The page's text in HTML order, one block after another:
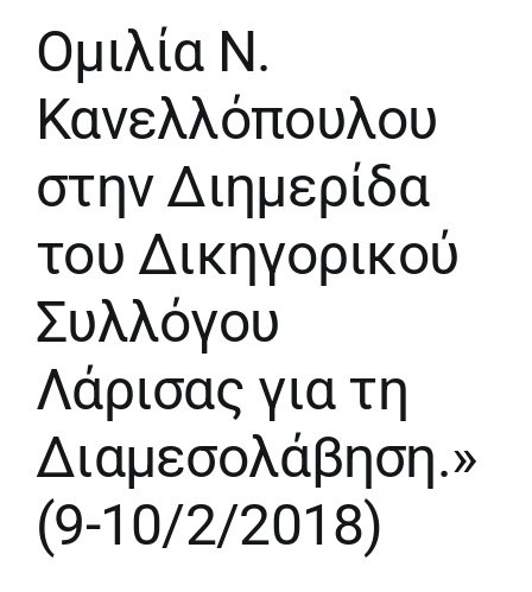
Ομιλία Ν.
Κανελλόπουλου
στην Διημερίδα
του Δικηγορικού
Συλλόγου
Λάρισας για τη
Διαμεσολάβηση.»
(9-10/2/2018)